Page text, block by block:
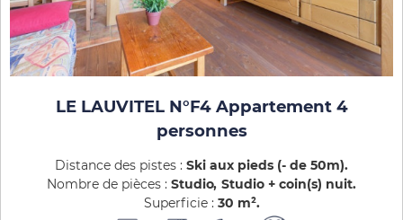
LE LAUVITEL N°F4 Appartement 4
personnes
Distance des pistes : Ski aux pieds (- de 50m)
Nombre de pièces : Studio Studio + coin(s) nuit
Superficie : 30 m²